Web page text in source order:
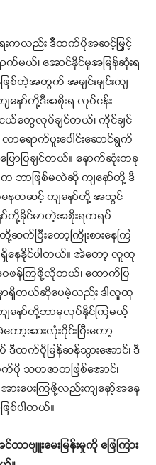
ေးကလည်း ဒီထက်ပိုအဆင့်မြှင့်
မယ်၊ အောင်နိုင်မှုအမြန်ဆုံးရ
စ်တဲ့အတွက် အချင်းချင်းကျ
ော်တို့ဒီအစိုးရ လုပ်ငန်း
တွေလုပ်ချင်တယ်၊ ကိုင်ချင်
ောက်ပူးပေါင်းဆောင်ရွက်
ာပြချင်တယ်။ နောက်ဆုံးတခု
က ဘာဖြစ်မလဲဆို ကျနော်တို့ ဒီ
ေတဆင့် ကျနော်တို့ အသွင်
ာ်တို့ခိုင်မာတဲ့အစိုးရတရပ်
က်ပြီးတော့ကြိုးစားနေကြ
ေနိုင်ပါတယ်။ အဲတော့ လူထု
ေဖန်ကြဖို့လိုတယ်၊ ထောက်ပြ
ာရှိတယ်ဆိုပေမဲ့လည်း ဒါလူထု
နော်တို့ဘာမှလုပ်နိုင်ကြမယ့်
ော့အားလုံးဝိုင်းပြီးတော့
ဒီထက်ပိုမြန်ဆန်သွားအောင်၊ ဒီ
ပို သဟဇာတဖြစ်အောင်၊
ပေးကြဖို့လည်းကျနော့်အနေ
စ်ပါတယ်။
ာဗျူးမေးမြန်းမှုကို ဖြေကြား